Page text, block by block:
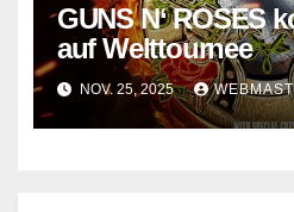
GUNS N‘ ROSES
auf Welttournee
NOV. 25, 2025